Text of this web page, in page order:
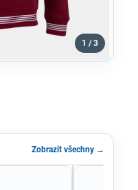
1 / 3
Zobrazit všechny →